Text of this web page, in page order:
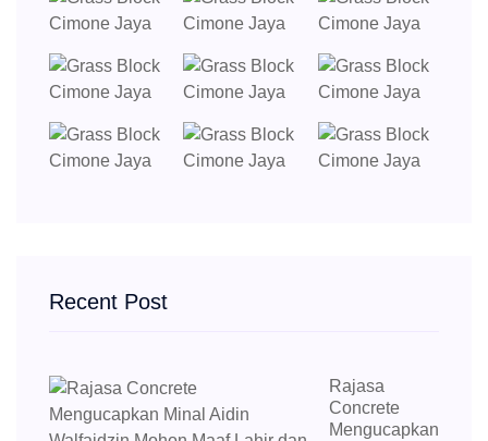
Recent Post
Rajasa
Concrete
Mengucapkan